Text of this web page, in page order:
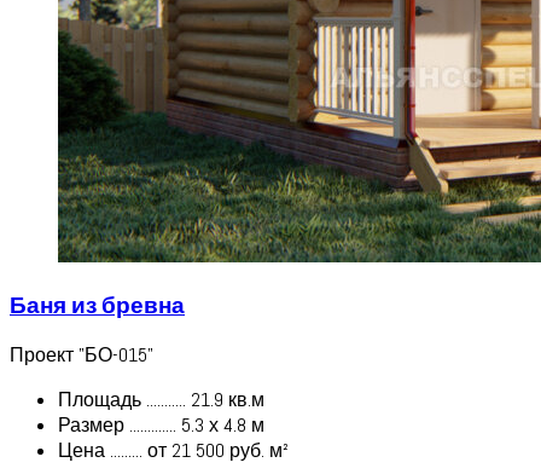
Баня из бревна
Проект "БО-015"
Площадь ........... 21.9 кв.м
Размер ............. 5.3 х 4.8 м
Цена ......... от 21 500 руб. м²